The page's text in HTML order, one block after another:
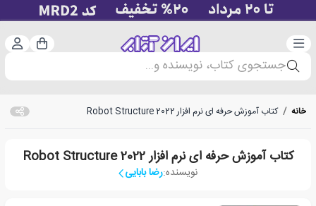
دسته‌بندی سبد
جستجوی کتاب، نویسنده و...
خانه / کتاب آموزش حرفه ای نرم افزار Robot Structure 2022
کتاب آموزش حرفه ای نرم افزار Robot Structure 2022
نویسنده:رضا بابایی